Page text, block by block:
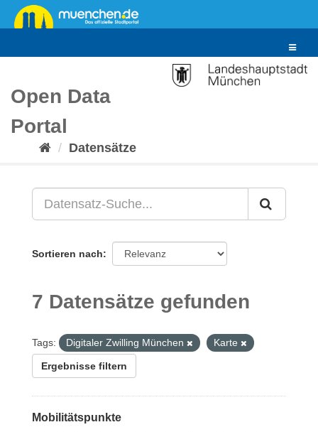
Überspringen
zum
Toggle
Open Data
Portal
Datensätze
Sortieren nach
7 Datensätze gefunden
Tags: Digitaler Zwilling München Karte
Ergebnisse filtern
Mobilitätspunkte